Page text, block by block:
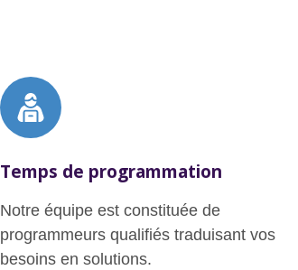
Temps de programmation
Notre équipe est constituée de
programmeurs qualifiés traduisant vos
besoins en solutions.